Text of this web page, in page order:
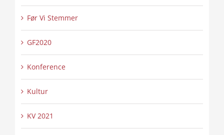
Før Vi Stemmer
GF2020
Konference
Kultur
KV 2021